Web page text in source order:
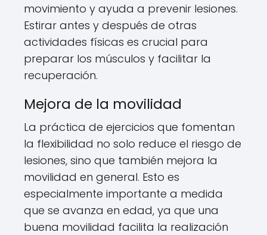
movimiento y ayuda a prevenir lesiones.
Estirar antes y después de otras
actividades físicas es crucial para
preparar los músculos y facilitar la
recuperación.
Mejora de la movilidad
La práctica de ejercicios que fomentan
la flexibilidad no solo reduce el riesgo de
lesiones, sino que también mejora la
movilidad en general. Esto es
especialmente importante a medida
que se avanza en edad, ya que una
buena movilidad facilita la realización